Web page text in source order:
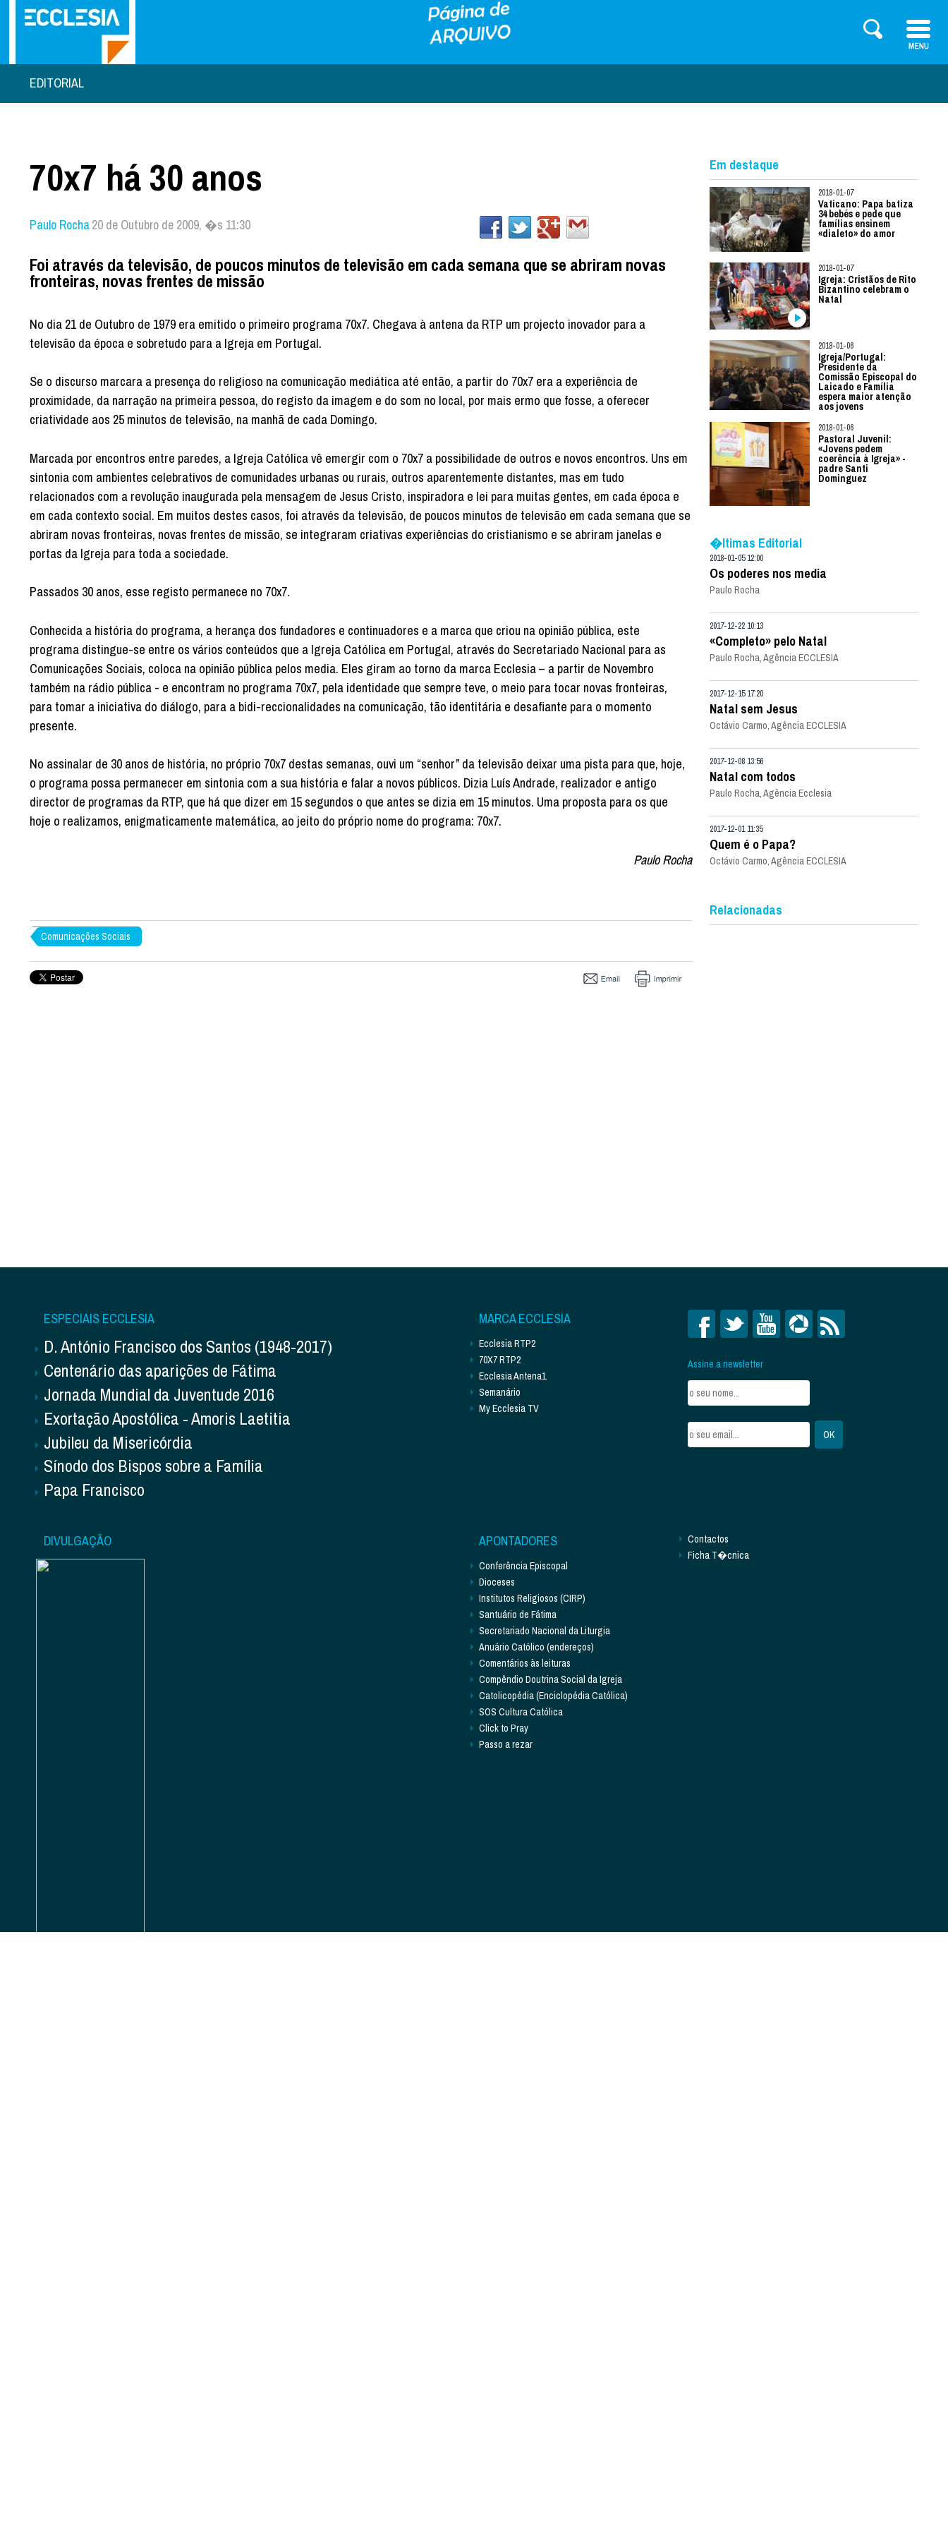
EDITORIAL
70x7 há 30 anos
Paulo Rocha20 de Outubro de 2009, �s 11:30
Foi através da televisão, de poucos minutos de televisão em cada semana que se abriram novas
fronteiras, novas frentes de missão
No dia 21 de Outubro de 1979 era emitido o primeiro programa 70x7. Chegava à antena da RTP um projecto inovador para a
televisão da época e sobretudo para a Igreja em Portugal.
Se o discurso marcara a presença do religioso na comunicação mediática até então, a partir do 70x7 era a experiência de
proximidade, da narração na primeira pessoa, do registo da imagem e do som no local, por mais ermo que fosse, a oferecer
criatividade aos 25 minutos de televisão, na manhã de cada Domingo.
Marcada por encontros entre paredes, a Igreja Católica vê emergir com o 70x7 a possibilidade de outros e novos encontros. Uns em
sintonia com ambientes celebrativos de comunidades urbanas ou rurais, outros aparentemente distantes, mas em tudo
relacionados com a revolução inaugurada pela mensagem de Jesus Cristo, inspiradora e lei para muitas gentes, em cada época e
em cada contexto social. Em muitos destes casos, foi através da televisão, de poucos minutos de televisão em cada semana que se
abriram novas fronteiras, novas frentes de missão, se integraram criativas experiências do cristianismo e se abriram janelas e
portas da Igreja para toda a sociedade.
Passados 30 anos, esse registo permanece no 70x7.
Conhecida a história do programa, a herança dos fundadores e continuadores e a marca que criou na opinião pública, este
programa distingue-se entre os vários conteúdos que a Igreja Católica em Portugal, através do Secretariado Nacional para as
Comunicações Sociais, coloca na opinião pública pelos media. Eles giram ao torno da marca Ecclesia – a partir de Novembro
também na rádio pública - e encontram no programa 70x7, pela identidade que sempre teve, o meio para tocar novas fronteiras,
para tomar a iniciativa do diálogo, para a bidi-reccionalidades na comunicação, tão identitária e desafiante para o momento
presente.
No assinalar de 30 anos de história, no próprio 70x7 destas semanas, ouvi um “senhor” da televisão deixar uma pista para que, hoje,
o programa possa permanecer em sintonia com a sua história e falar a novos públicos. Dizia Luís Andrade, realizador e antigo
director de programas da RTP, que há que dizer em 15 segundos o que antes se dizia em 15 minutos. Uma proposta para os que
hoje o realizamos, enigmaticamente matemática, ao jeito do próprio nome do programa: 70x7.
Paulo Rocha
Comunicações Sociais
Em destaque
2018-01-07
Vaticano: Papa batiza
34 bebés e pede que
famílias ensinem
«dialeto» do amor
2018-01-07
Igreja: Cristãos de Rito
Bizantino celebram o
Natal
2018-01-06
Igreja/Portugal:
Presidente da
Comissão Episcopal do
Laicado e Família
espera maior atenção
aos jovens
2018-01-06
Pastoral Juvenil:
«Jovens pedem
coerência à Igreja» -
padre Santi
Dominguez
�ltimas Editorial
2018-01-05 12:00
Os poderes nos media
Paulo Rocha
2017-12-22 10:13
«Completo» pelo Natal
Paulo Rocha, Agência ECCLESIA
2017-12-15 17:20
Natal sem Jesus
Octávio Carmo, Agência ECCLESIA
2017-12-08 13:56
Natal com todos
Paulo Rocha, Agência Ecclesia
2017-12-01 11:35
Quem é o Papa?
Octávio Carmo, Agência ECCLESIA
Relacionadas
ESPECIAIS ECCLESIA
D. António Francisco dos Santos (1948-2017)
Centenário das aparições de Fátima
Jornada Mundial da Juventude 2016
Exortação Apostólica - Amoris Laetitia
Jubileu da Misericórdia
Sínodo dos Bispos sobre a Família
Papa Francisco
MARCA ECCLESIA
Ecclesia RTP2
70X7 RTP2
Ecclesia Antena1
Semanário
My Ecclesia TV
Assine a newsletter
DIVULGAÇÃO APONTADORES
Conferência Episcopal
Dioceses
Institutos Religiosos (CIRP)
Santuário de Fátima
Secretariado Nacional da Liturgia
Anuário Católico (endereços)
Comentários às leituras
Compêndio Doutrina Social da Igreja
Catolicopédia (Enciclopédia Católica)
SOS Cultura Católica
Click to Pray
Passo a rezar
Contactos
Ficha T�cnica